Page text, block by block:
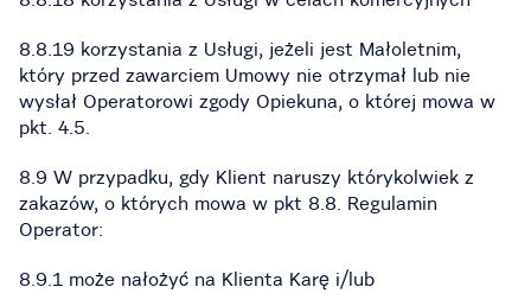
8.8.19 korzystania z Usługi, jeżeli jest Małoletnim,
który przed zawarciem Umowy nie otrzymał lub nie
wysłał Operatorowi zgody Opiekuna, o której mowa w
pkt. 4.5.
8.9 W przypadku, gdy Klient naruszy którykolwiek z
zakazów, o których mowa w pkt 8.8. Regulamin
Operator:
8.9.1 może nałożyć na Klienta Karę i/lub